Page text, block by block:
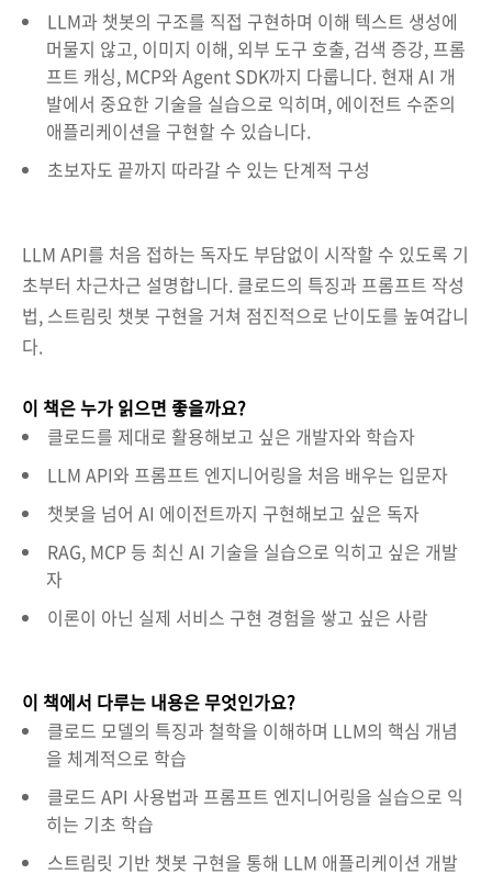
LLM과 챗봇의 구조를 직접 구현하며 이해 텍스트 생성에
머물지 않고, 이미지 이해, 외부 도구 호출, 검색 증강, 프롬
프트 캐싱, MCP와 Agent SDK까지 다룹니다. 현재 AI 개
발에서 중요한 기술을 실습으로 익히며, 에이전트 수준의
애플리케이션을 구현할 수 있습니다.
초보자도 끝까지 따라갈 수 있는 단계적 구성
LLM API를 처음 접하는 독자도 부담없이 시작할 수 있도록 기
초부터 차근차근 설명합니다. 클로드의 특징과 프롬프트 작성
법, 스트림릿 챗봇 구현을 거쳐 점진적으로 난이도를 높여갑니
다.
이 책은 누가 읽으면 좋을까요?
클로드를 제대로 활용해보고 싶은 개발자와 학습자
LLM API와 프롬프트 엔지니어링을 처음 배우는 입문자
챗봇을 넘어 AI 에이전트까지 구현해보고 싶은 독자
RAG, MCP 등 최신 AI 기술을 실습으로 익히고 싶은 개발
자
이론이 아닌 실제 서비스 구현 경험을 쌓고 싶은 사람
이 책에서 다루는 내용은 무엇인가요?
클로드 모델의 특징과 철학을 이해하며 LLM의 핵심 개념
을 체계적으로 학습
클로드 API 사용법과 프롬프트 엔지니어링을 실습으로 익
히는 기초 학습
스트림릿 기반 챗봇 구현을 통해 LLM 애플리케이션 개발